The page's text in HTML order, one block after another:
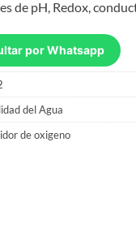
de pH, Redox,
por Whatsapp
del Agua
de oxigeno